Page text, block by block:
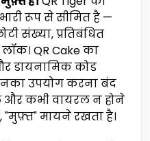
रूप से सीमित है —
संख्या, प्रतिबंधित
QR Cake का
डायनामिक कोड
उपयोग करना बंद
और कभी वायरल न होने
मायने रखता है।